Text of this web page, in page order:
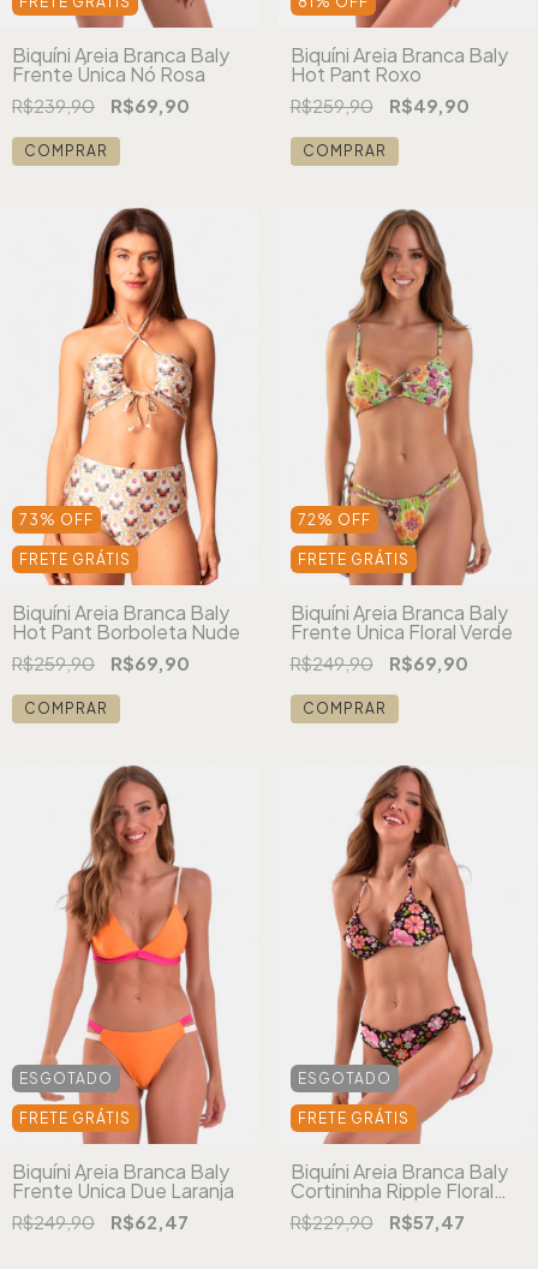
Biquíni Areia Branca Baly
Frente Única Nó Rosa
R$239,90 R$69,90
COMPRAR
Biquíni Areia Branca Baly
Hot Pant Roxo
R$259,90 R$49,90
COMPRAR
73 % OFF
FRETE GRÁTIS
Biquíni Areia Branca Baly
Hot Pant Borboleta Nude
R$259,90 R$69,90
COMPRAR
72% OFF
FRETE GRÁTIS
Biquíni Areia Branca Baly
Frente Única Floral Verde
R$249,90 R$69,90
COMPRAR
ESGOTADO
FRETE GRÁTIS
Biquíni Areia Branca Baly
Frente Única Due Laranja
R$249,90 R$62,47
ESGOTADO
FRETE GRÁTIS
Biquíni Areia Branca Baly
Cortininha Ripple Floral
Preto
R$229,90 R$57,47